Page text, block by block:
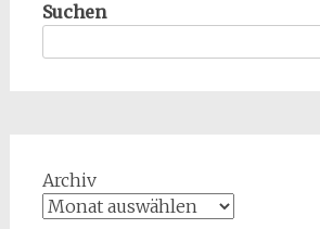
Suchen
Archiv